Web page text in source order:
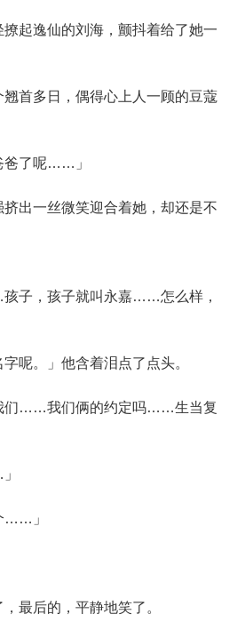
起逸仙的刘海，颤抖着给了她一
首多日，偶得心上人一顾的豆蔻
了呢……」
一丝微笑迎合着她，却还是不
，孩子就叫永嘉……怎么样，
。」他含着泪点了点头。
……我们俩的约定吗……生当复
」
后的，平静地笑了。